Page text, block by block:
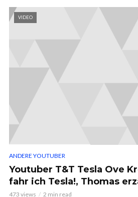
VIDEO
ANDERE YOUTUBER
Youtuber T&T Tesla Ove
fahr ich Tesla!, Thomas
473 views 2 min read